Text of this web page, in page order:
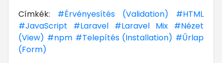
Címkék: #Érvényesítés (Validation)
#HTML
#JavaScript
#Laravel #Laravel Mix #Nézet
(View) #npm #Telepítés (Installation) #Űrlap
(Form)